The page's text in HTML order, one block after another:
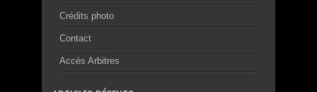
Crédits photo
Contact
Accès Arbitres